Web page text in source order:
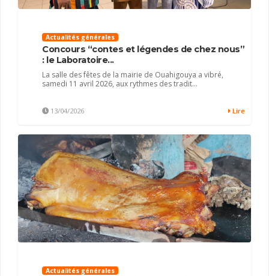
Actualités générales
Concours “contes et légendes de chez nous”
: le Laboratoire...
La salle des fêtes de la mairie de Ouahigouya a vibré,
samedi 11 avril 2026, aux rythmes des tradit...
13/04/2026 Lire
Actualités générales